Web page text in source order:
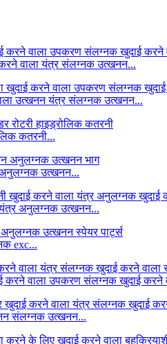
करने वाला यंत्र संलग्नक उत्खनन...
उत्खनन यंत्र संलग्नक उत्खनन...
कतरनी...
उत्खनन...
अनुलग्नक उत्खनन...
exc...
करने वाला उपकरण संलग्नक खुदाई करने
संलग्नक उत्खनन...